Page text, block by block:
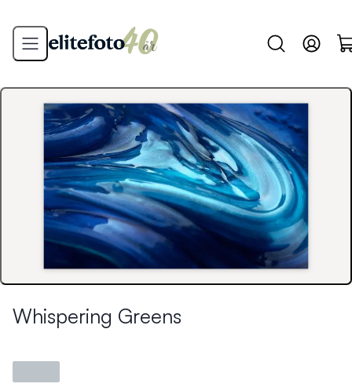
Whispering Greens